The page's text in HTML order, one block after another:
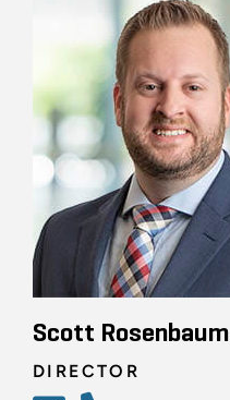
Scott Rosenbaum
DIRECTOR